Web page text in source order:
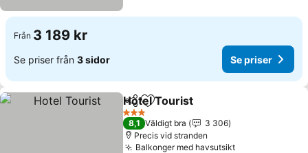
Från 3 189 kr
Se priser från 3 sidor Se priser
Dela Lägg till i Mina Favoriter
Hotel Tourist
3 Stjärnor
8,1 Väldigt bra
3 306
Precis vid stranden
Balkonger med havsutsikt